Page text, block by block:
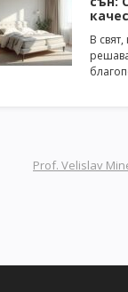
В
Prof. Velislav